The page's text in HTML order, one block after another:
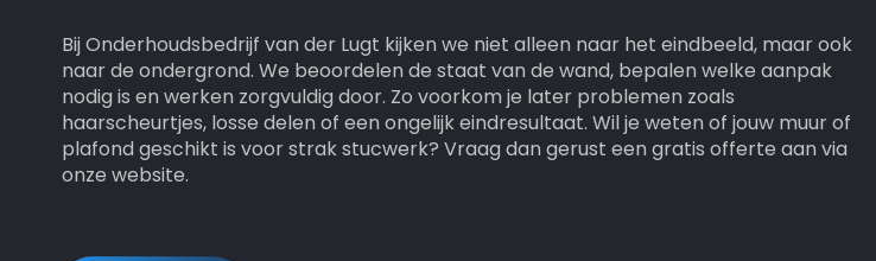
Bij Onderhoudsbedrijf van der Lugt kijken we niet alleen naar het eindbeeld, maar ook
naar de ondergrond. We beoordelen de staat van de wand, bepalen welke aanpak
nodig is en werken zorgvuldig door. Zo voorkom je later problemen zoals
haarscheurtjes, losse delen of een ongelijk eindresultaat. Wil je weten of jouw muur of
plafond geschikt is voor strak stucwerk? Vraag dan gerust een gratis offerte aan via
onze website.